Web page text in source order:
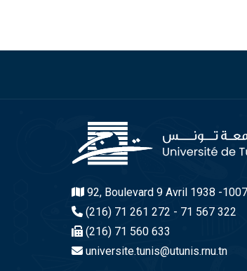
92, Boulevard 9 Avril 1938 -
(216) 71 261 272 - 71 567 322
(216) 71 560 633
universite.tunis@utunis.rnu.tn